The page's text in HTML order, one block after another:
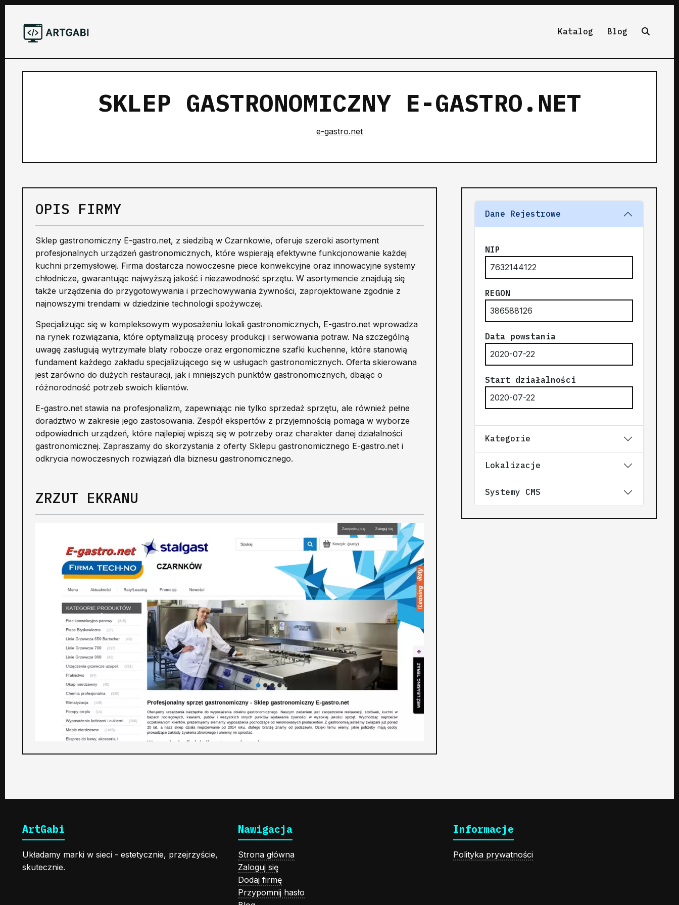
Katalog Blog
SKLEP GASTRONOMICZNY E-GASTRO.NET
e-gastro.net
OPIS FIRMY
Sklep gastronomiczny E-gastro.net, z siedzibą w Czarnkowie, oferuje szeroki asortyment
profesjonalnych urządzeń gastronomicznych, które wspierają efektywne funkcjonowanie każdej
kuchni przemysłowej. Firma dostarcza nowoczesne piece konwekcyjne oraz innowacyjne systemy
chłodnicze, gwarantując najwyższą jakość i niezawodność sprzętu. W asortymencie znajdują się
także urządzenia do przygotowywania i przechowywania żywności, zaprojektowane zgodnie z
najnowszymi trendami w dziedzinie technologii spożywczej.
Specjalizując się w kompleksowym wyposażeniu lokali gastronomicznych, E-gastro.net wprowadza
na rynek rozwiązania, które optymalizują procesy produkcji i serwowania potraw. Na szczególną
uwagę zasługują wytrzymałe blaty robocze oraz ergonomiczne szafki kuchenne, które stanowią
fundament każdego zakładu specjalizującego się w usługach gastronomicznych. Oferta skierowana
jest zarówno do dużych restauracji, jak i mniejszych punktów gastronomicznych, dbając o
różnorodność potrzeb swoich klientów.
E-gastro.net stawia na profesjonalizm, zapewniając nie tylko sprzedaż sprzętu, ale również pełne
doradztwo w zakresie jego zastosowania. Zespół ekspertów z przyjemnością pomaga w wyborze
odpowiednich urządzeń, które najlepiej wpiszą się w potrzeby oraz charakter danej działalności
gastronomicznej. Zapraszamy do skorzystania z oferty Sklepu gastronomicznego E-gastro.net i
odkrycia nowoczesnych rozwiązań dla biznesu gastronomicznego.
ZRZUT EKRANU
Dane Rejestrowe
NIP
7632144122
REGON
386588126
Data powstania
2020-07-22
Start działalności
2020-07-22
Kategorie
Lokalizacje
Systemy CMS
ArtGabi
Układamy marki w sieci - estetycznie, przejrzyście,
skutecznie.
Nawigacja
Strona główna
Zaloguj się
Dodaj firmę
Przypomnij hasło
Informacje
Polityka prywatności